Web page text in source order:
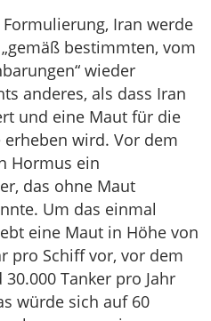
Iran werde
bestimmten, vom
wieder
anderes, als dass Iran
und eine Maut für die
wird. Vor dem
Hormus ein
das ohne Maut
Um das einmal
eine Maut in Höhe von
pro Schiff vor, vor dem
Tanker pro Jahr
würde sich auf 60